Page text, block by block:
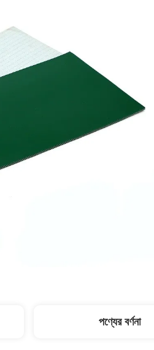
পণ্যের বর্ণনা